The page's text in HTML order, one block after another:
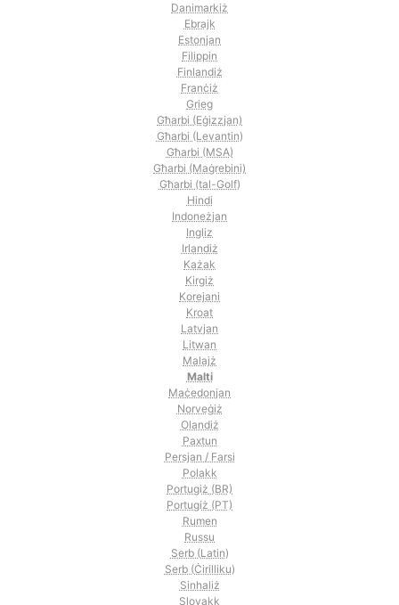
Danimarkiż
Ebrajk
Estonjan
Filippin
Finlandiż
Franċiż
Grieg
Għarbi (Eġizzjan)
Għarbi (Levantin)
Għarbi (MSA)
Għarbi (Maġrebini)
Għarbi (tal-Golf)
Hindi
Indoneżjan
Ingliz
Irlandiż
Każak
Kirgiż
Korejani
Kroat
Latvjan
Litwan
Malajż
Malti
Maċedonjan
Norveġiż
Olandiż
Paxtun
Persjan / Farsi
Polakk
Portugiż (BR)
Portugiż (PT)
Rumen
Russu
Serb (Latin)
Serb (Ċirilliku)
Sinhaliż
Slovakk